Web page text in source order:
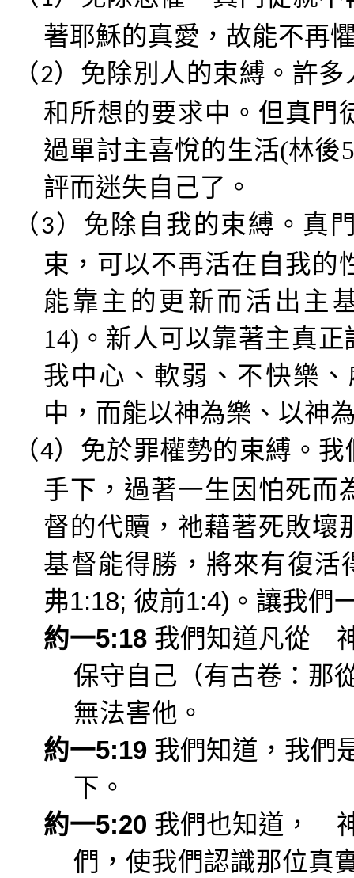
著耶穌的真愛，故能不再
（2）免除別人的束縛。許
和所想的要求中。但真門
過單討主喜悅的生活(林後
評而迷失自己了。
（ 3 ）免除 自我的束縛。真
束，可以不再活在自我的
能靠主的更新而活出主
14) 。新人可以靠著主真
我中心、軟弱、不快樂
中，而能以神為樂、以神
（4）免於罪權勢的束縛。
手下，過著一生因怕死而
督的代贖，祂藉著死敗壞
基督能得勝，將來有復活
弗1:18; 彼前1:4) 。讓我們
約一5:18 我們知道凡從
保守自己（有古卷：那
無法害他。
約一5:19 我們知道，我們
下。
約一5:20 我們也知道，
們，使我們認識那位真